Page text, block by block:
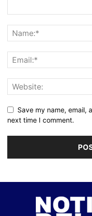
Save my name, email,
next time I comment.